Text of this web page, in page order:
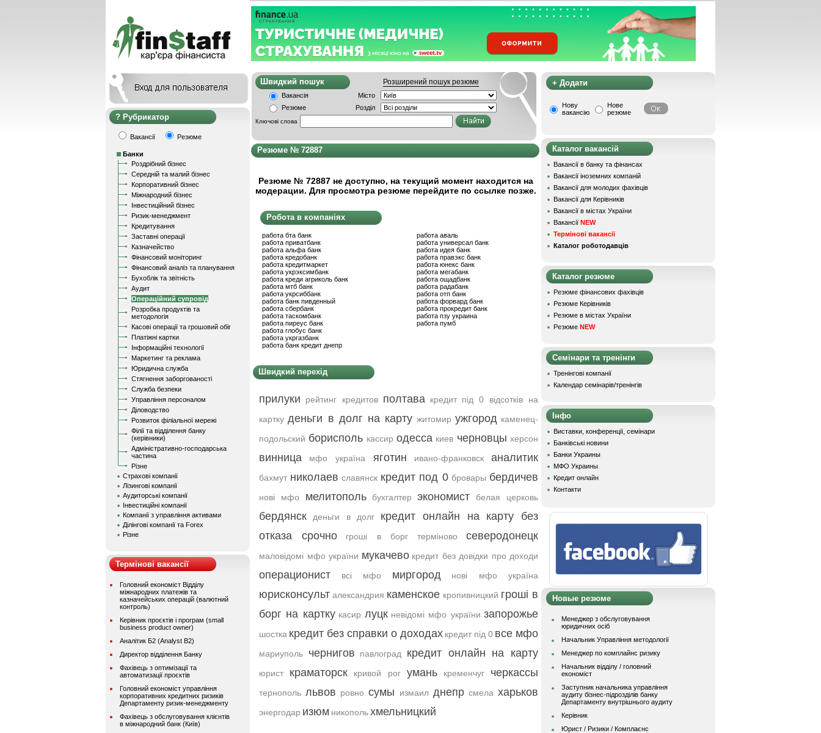
Рубрикатор
Вакансії Резюме
Банки
Роздрібний бізнес
Середній та малий бізнес
Корпоративний бізнес
Міжнародний бізнес
Інвестиційний бізнес
Ризик-менеджмент
Кредитування
Заставні операції
Казначейство
Фінансовий моніторинг
Фінансовий аналіз та планування
Бухоблік та звітність
Аудит
Операційний супровід
Розробка продуктів та
методологія
Касові операції та грошовий обіг
Платіжні картки
Інформаційні технології
Маркетинг та реклама
Юридична служба
Стягнення заборгованості
Служба безпеки
Управління персоналом
Діловодство
Розвиток філіальної мережі
Філії та відділення банку
(керівники)
Адміністративно-господарська
частина
Різне
Страхові компанії
Лізингові компанії
Аудиторські компанії
Інвестиційні компанії
Компанії з управління активами
Ділінгові компанії та Forex
Різне
Термінові вакансії
Головний економіст Відділу
міжнародних платежів та
казначейських операцій (валютний
контроль)
Керівник проєктів і програм (small
business product owner)
Аналітик Б2 (Analyst B2)
Директор відділення Банку
Фахівець з оптимізації та
автоматизації проєктів
Головний економіст управління
корпоративних кредитних ризиків
Департаменту ризик-менеджменту
Фахівець з обслуговування клієнтів
в міжнародний банк (Київ)
Швидкий пошук Розширений пошук резюме
Вакансія
Місто
Резюме
Розділ
Ключові слова
Резюме № 72887
Резюме № 72887 не доступно, на текущий момент находится на
модерации. Для просмотра резюме перейдите по ссылке позже.
Робота в компаніях
работа бта банк
работа приватбанк
работа альфа банк
работа кредобанк
работа кредитмаркет
работа укрэксимбанк
работа креди агриколь банк
работа мтб банк
работа укрсиббанк
работа банк пивденный
работа сбербанк
работа таскомбанк
работа пиреус банк
работа глобус банк
работа укргазбанк
работа банк кредит днепр
работа аваль
работа универсал банк
работа идея банк
работа правэкс банк
работа юнекс банк
работа мегабанк
работа ощадбанк
работа радабанк
работа отп банк
работа форвард банк
работа прокредит банк
работа пзу украина
работа пумб
Швидкий перехід
прилуки рейтинг кредитов полтава кредит під 0 відсотків на
картку деньги в долг на карту житомир ужгород каменец-
подольский борисполь кассир одесса киев черновцы херсон
винница мфо україна яготин ивано-франковск аналитик
бахмут николаев славянск кредит под 0 бровары бердичев
нові мфо мелитополь бухгалтер экономист белая церковь
бердянск деньги в долг
кредит онлайн на карту без
отказа срочно
гроші в борг терміново северодонецк
маловідомі мфо україни мукачево кредит без довідки про доходи
операционист всі мфо миргород нові мфо україна
юрисконсульт александрия каменское кропивницкий гроші в
борг на картку касир луцк невідомі мфо україни запорожье
шостка кредит без справки о доходах кредит під 0 все мфо
мариуполь чернигов павлоград кредит онлайн на карту
юрист краматорск кривой рог умань кременчуг черкассы
тернополь львов ровно сумы измаил днепр смела харьков
энергодар изюм никопольхмельницкий
+ Додати
Нову
вакансію
Нове
резюме
Каталог вакансій
Вакансії в банку та фінансах
Вакансії іноземних компаній
Вакансії для молодих фахівців
Вакансії для Керівників
Вакансії в містах України
Вакансії NEW
Термінові вакансії
Каталог роботодавців
Каталог резюме
Резюме фінансових фахівців
Резюме Керівників
Резюме в містах України
Резюме NEW
Семінари та тренінги
Тренінгові компанії
Календар семінарів/тренінгів
Інфо
Виставки, конференції, семінари
Банківські новини
Банки Украины
МФО Украины
Кредит онлайн
Контакти
Новые резюме
Менеджер з обслуговування
юридичних осіб
Начальник Управління методології
Менеджер по комплайнс ризику
Начальник відділу / головний
економіст
Заступник начальника управління
аудиту бізнес-підрозділів банку
Департаменту внутрішнього аудиту
Керівник
Юрист / Ризики / Комплаєнс